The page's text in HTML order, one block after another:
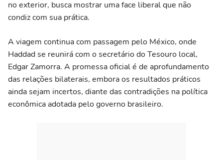
no exterior, busca mostrar uma face liberal que não
condiz com sua prática.
A viagem continua com passagem pelo México, onde
Haddad se reunirá com o secretário do Tesouro local,
Edgar Zamorra. A promessa oficial é de aprofundamento
das relações bilaterais, embora os resultados práticos
ainda sejam incertos, diante das contradições na política
econômica adotada pelo governo brasileiro.